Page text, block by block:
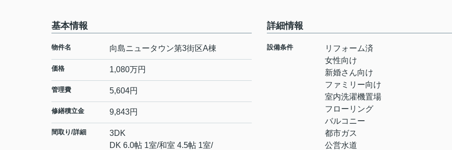
基本情報
物件名 向島ニュータウン第3街区A棟
価格 1,080万円
管理費 5,604円
修繕積立金 9,843円
間取り/詳細
3DK
DK 6.0帖 1室/和室 4.5帖 1室/
詳細情報
設備条件
リフォーム済
女性向け
新婚さん向け
ファミリー向け
室内洗濯機置場
フローリング
バルコニー
都市ガス
公営水道